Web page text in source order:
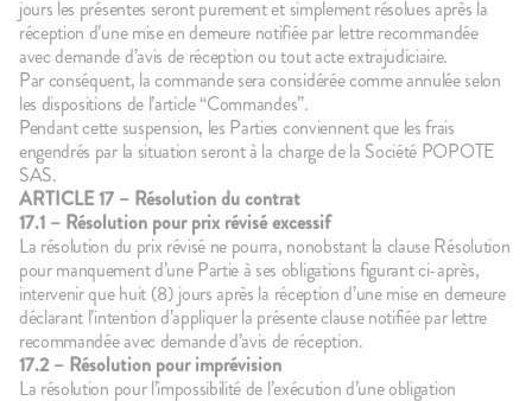
jours les présentes seront purement et simplement résolues après la
réception d’une mise en demeure notifiée par lettre recommandée
avec demande d’avis de réception ou tout acte extrajudiciaire.
Par conséquent, la commande sera considérée comme annulée selon
les dispositions de l’article “Commandes”.
Pendant cette suspension, les Parties conviennent que les frais
engendrés par la situation seront à la charge de la Société POPOTE
SAS.
ARTICLE 17 – Résolution du contrat
17.1 – Résolution pour prix révisé excessif
La résolution du prix révisé ne pourra, nonobstant la clause Résolution
pour manquement d’une Partie à ses obligations figurant ci-après,
intervenir que huit (8) jours après la réception d’une mise en demeure
déclarant l’intention d’appliquer la présente clause notifiée par lettre
recommandée avec demande d’avis de réception.
17.2 – Résolution pour imprévision
La résolution pour l’impossibilité de l’exécution d’une obligation